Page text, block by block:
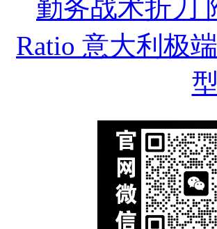
勤务战术折刀
Ratio 意大利极